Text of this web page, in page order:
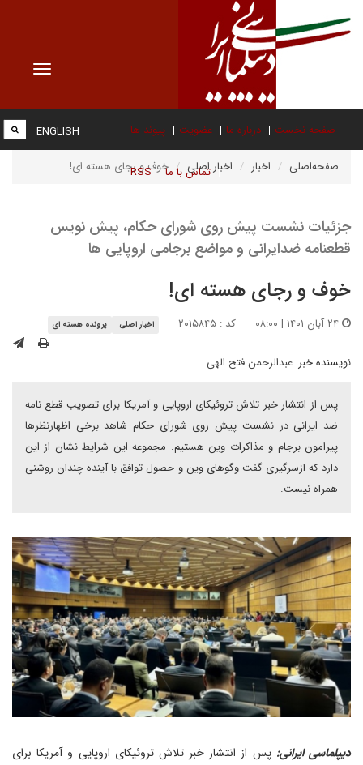
Toggle
صفحه نخست درباره ما عضویت پیوند ها
تماس با ما RSS
ENGLISH
صفحه‌اصلی اخبار اخبار اصلی خوف و رجای هسته ای!
جزئیات نشست پیش روی شورای حکام، پیش نویس
قطعنامه ضدایرانی و مواضع برجامی اروپایی ها
خوف و رجای هسته ای!
کد : ۲۰۱۵۸۴۵ اخبار اصلی پرونده هسته ای
نویسنده خبر: عبدالرحمن فتح الهی
پس از انتشار خبر تلاش تروئیکای اروپایی و آمریکا برای تصویب قطع نامه
ضد ایرانی در نشست پیش روی شورای حکام شاهد برخی اظهارنظرها
پیرامون برجام و مذاکرات وین هستیم. مجموعه این شرایط نشان از این
دارد که ازسرگیری گفت وگوهای وین و حصول توافق با آینده چندان روشنی
همراه نیست.
دیپلماسی ایرانی: پس از انتشار خبر تلاش تروئیکای اروپایی و آمریکا برای